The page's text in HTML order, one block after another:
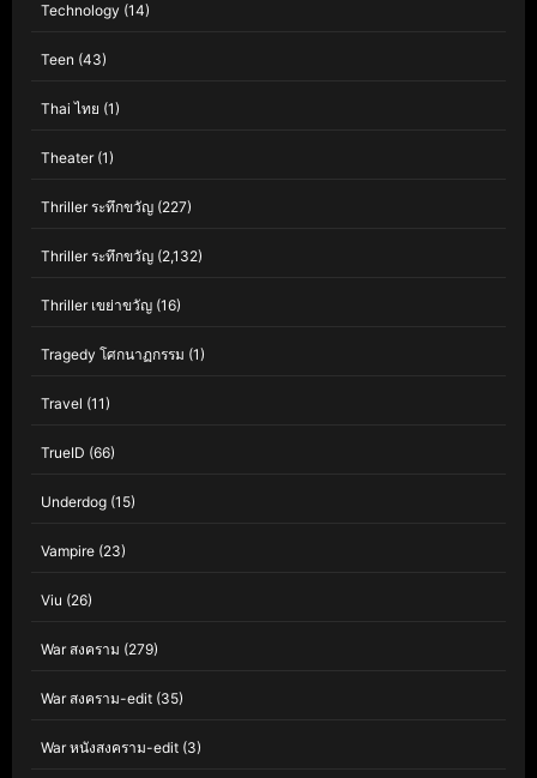
Technology (14)
Teen (43)
Thai ไทย (1)
Theater(1)
Thriller ระทึกขวัญ (227)
Thriller ระทึกขวัญ (2,132)
Thriller เขย่าขวัญ (16)
Tragedy โศกนาฏกรรม (1)
Travel (11)
TrueID (66)
Underdog (15)
Vampire (23)
Viu (26)
War สงคราม (279)
War สงคราม-edit (35)
War หนังสงคราม-edit (3)